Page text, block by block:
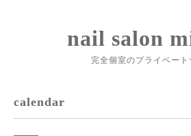
nail salon
完全個室のプライベート
calendar